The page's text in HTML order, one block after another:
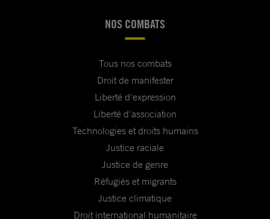
NOS COMBATS
Tous nos combats
Droit de manifester
Liberté d'expression
Liberté d'association
Technologies et droits humains
Justice raciale
Justice de genre
Réfugiés et migrants
Justice climatique
Droit international humanitaire